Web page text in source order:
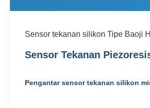
Sensor tekanan silikon Tipe Baoji
Sensor Tekanan
Pengantar sensor tekanan silikon